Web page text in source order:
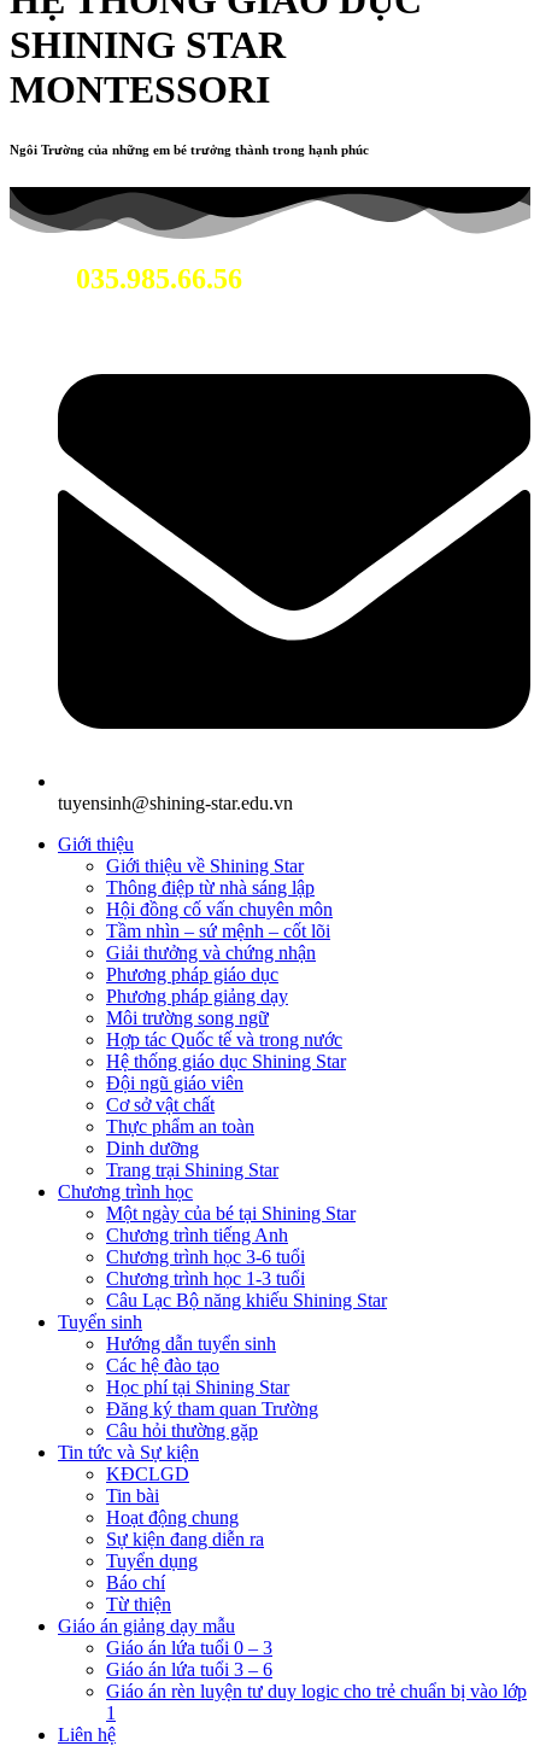
SHINING STAR
MONTESSORI
Ngôi Trường của những em bé trưởng thành trong hạnh phúc
035.985.66.56
tuyensinh@shining-star.edu.vn
Giới thiệu
Giới thiệu về Shining Star
Thông điệp từ nhà sáng lập
Hội đồng cố vấn chuyên môn
Tầm nhìn – sứ mệnh – cốt lõi
Giải thưởng và chứng nhận
Phương pháp giáo dục
Phương pháp giảng dạy
Môi trường song ngữ
Hợp tác Quốc tế và trong nước
Hệ thống giáo dục Shining Star
Đội ngũ giáo viên
Cơ sở vật chất
Thực phẩm an toàn
Dinh dưỡng
Trang trại Shining Star
Chương trình học
Một ngày của bé tại Shining Star
Chương trình tiếng Anh
Chương trình học 3-6 tuổi
Chương trình học 1-3 tuổi
Câu Lạc Bộ năng khiếu Shining Star
Tuyển sinh
Hướng dẫn tuyển sinh
Các hệ đào tạo
Học phí tại Shining Star
Đăng ký tham quan Trường
Câu hỏi thường gặp
Tin tức và Sự kiện
KĐCLGD
Tin bài
Hoạt động chung
Sự kiện đang diễn ra
Tuyển dụng
Báo chí
Từ thiện
Giáo án giảng dạy mẫu
Giáo án lứa tuổi 0 – 3
Giáo án lứa tuổi 3 – 6
Giáo án rèn luyện tư duy logic cho trẻ chuẩn bị vào lớp
1
Liên hệ